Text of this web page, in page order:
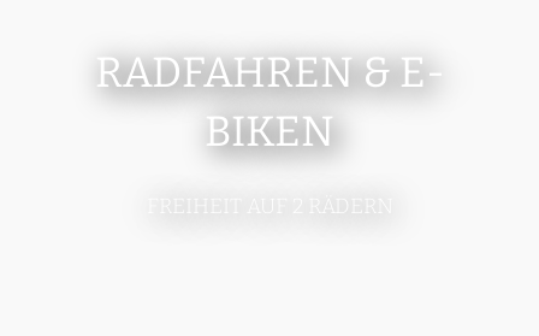
RADFAHREN & E-
BIKEN
FREIHEIT AUF 2 RÄDERN